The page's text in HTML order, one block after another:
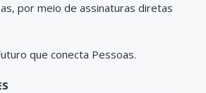
por meio de assinaturas diretas
que conecta Pessoas.